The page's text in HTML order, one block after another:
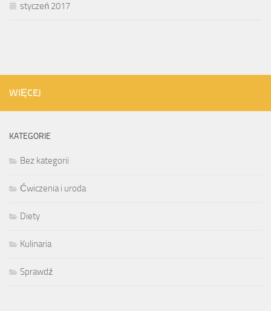
styczeń 2017
WIĘCEJ
KATEGORIE
Bez kategorii
Ćwiczenia i uroda
Diety
Kulinaria
Sprawdź